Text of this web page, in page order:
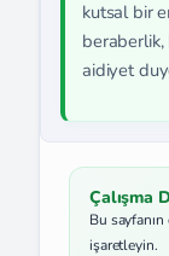
kutsal bir
beraberlik,
aidiyet
Çalışma
Bu
işaretleyin.